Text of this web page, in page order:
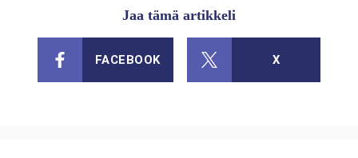
Jaa tämä artikkeli
FACEBOOK X